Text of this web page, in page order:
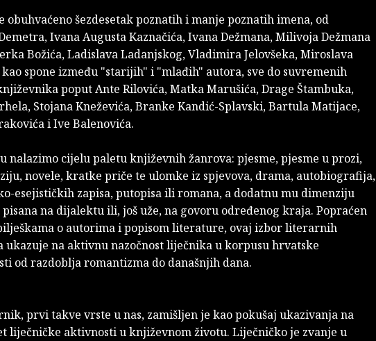
obuhvaćeno šezdesetak pozna­tih i manje poznatih imena, od
Ivana Augusta Kaznačića, Ivana Dežmana, Milivoja Dežmana
Božića, Ladislava Ladanj­skog, Vladimira Jelovšeka, Miroslava
kao spone između "starijih" i "mlađih" autora, sve do suvremenih
poput Ante Rilovića, Matka Marušića, Drage Štambuka,
Stojana Kneževića, Branke Kandić-Splavski, Bartula Matijace,
i Ive Balenovića.
nalazimo cijelu paletu književnih žanrova: pjesme, pjesme u prozi,
novele, kratke priče te ulomke iz spjevova, drama, autobiografija,
esejističkih zapisa, putopisa ili romana, a dodatnu mu dimenziju
na dijalektu ili, još uže, na govoru određenog kraja. Popraćen
o autorima i popisom literature, ovaj izbor literarnih
uka­zuje na aktivnu nazočnost liječnika u korpusu hrvatske
od razdoblja romantizma do današnjih dana.
prvi takve vrste u nas, zamišljen je kao pokušaj ukazivanja na
liječničke aktivnosti u književnom životu. Liječničko je zvanje u